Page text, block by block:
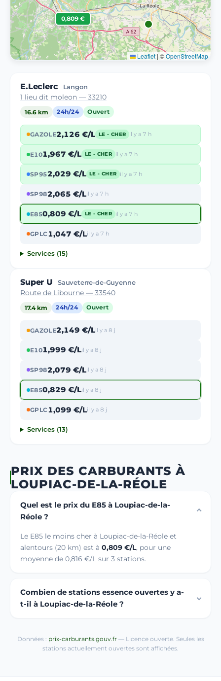
0,809 €
Leaflet | ©OpenStreetMap
E.Leclerc Langon
1 lieu dit moleon — 33210
16.6 km 24h/24 Ouvert
GAZOLE2,126 €/L LE - CHER il y a 7 h
E101,967 €/L LE - CHER il y a 7 h
SP952,029 €/L LE - CHER il y a 7 h
SP982,065 €/Lil y a 7 h
E850,809 €/L LE - CHER il y a 7 h
GPLC1,047 €/Lil y a 7 h
Services (15)
Super U Sauveterre-de-Guyenne
Route de Libourne — 33540
17.4 km 24h/24 Ouvert
GAZOLE2,149 €/Lil y a 8 j
E101,999 €/Lil y a 8 j
SP982,079 €/Lil y a 8 j
E850,829 €/Lil y a 8 j
GPLC1,099 €/Lil y a 8 j
Services (13)
PRIX DES CARBURANTS À
LOUPIAC-DE-LA-RÉOLE
Quel est le prix du E85 à Loupiac-de-la-
Réole ?
Le E85 le moins cher à Loupiac-de-la-Réole et
alentours (20 km) est à 0,809 €/L, pour une
moyenne de 0,816 €/L sur 3 stations.
Combien de stations essence ouvertes y a-
t-il à Loupiac-de-la-Réole ?
Données : prix-carburants.gouv.fr— Licence ouverte. Seules les
stations actuellement ouvertes sont affichées.